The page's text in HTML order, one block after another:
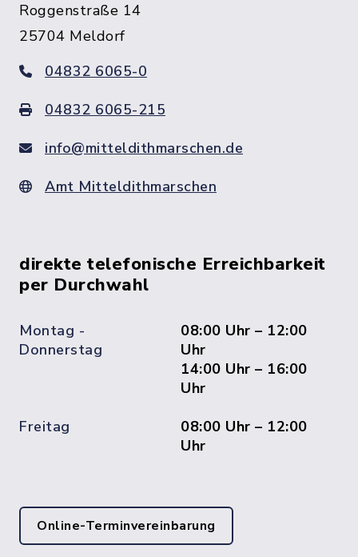
Roggenstraße 14
25704 Meldorf
04832 6065-0
04832 6065-215
info@mitteldithmarschen.de
Amt Mitteldithmarschen
direkte telefonische Erreichbarkeit
per Durchwahl
Montag -
Donnerstag
08:00 Uhr – 12:00
Uhr
14:00 Uhr – 16:00
Uhr
Freitag
08:00 Uhr – 12:00
Uhr
Online-Terminvereinbarung